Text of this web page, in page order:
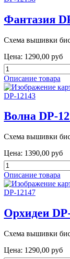
Фантазия
Схема вышивки
Цена: 1290,00 руб
Описание товара
Волна DP-
Схема вышивки
Цена: 1390,00 руб
Описание товара
Орхидеи
Схема вышивки
Цена: 1290,00 руб